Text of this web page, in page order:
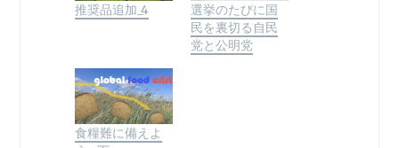
推奨品追加_4
選挙のたびに国
民を裏切る自民
党と公明党
食糧難に備えよ